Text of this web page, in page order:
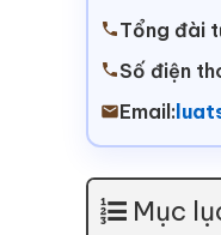
Tổng đài
Số điện
Email:
Mục